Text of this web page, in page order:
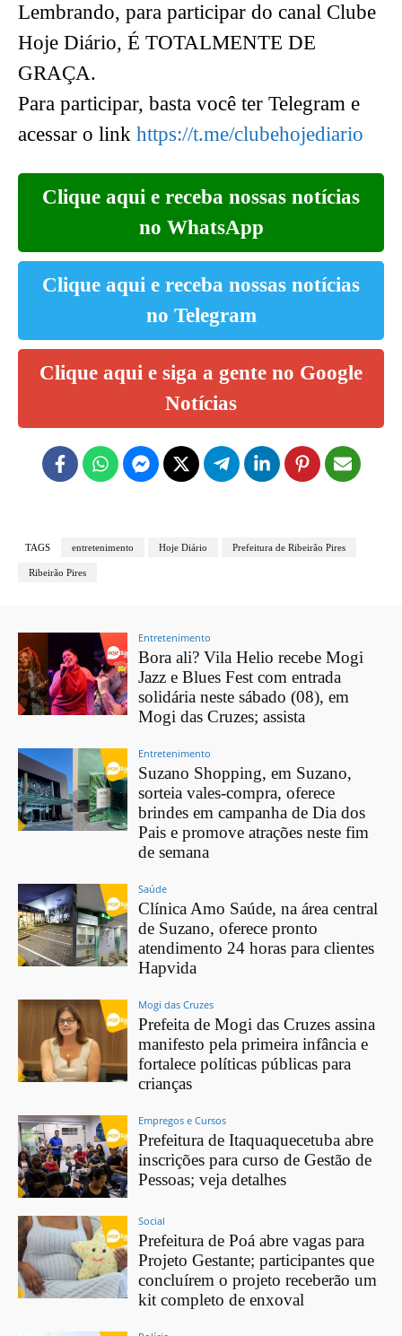
Lembrando, para participar do canal Clube
Hoje Diário, É TOTALMENTE DE
GRAÇA.
Para participar, basta você ter Telegram e
acessar o link https://t.me/clubehojediario
Clique aqui e receba nossas notícias
no WhatsApp
Clique aqui e receba nossas notícias
no Telegram
Clique aqui e siga a gente no Google
Notícias
TAGS entretenimento Hoje Diário Prefeitura de Ribeirão Pires
Ribeirão Pires
Entretenimento
Bora ali? Vila Helio recebe Mogi
Jazz e Blues Fest com entrada
solidária neste sábado (08), em
Mogi das Cruzes; assista
Entretenimento
Suzano Shopping, em Suzano,
sorteia vales-compra, oferece
brindes em campanha de Dia dos
Pais e promove atrações neste fim
de semana
Saúde
Clínica Amo Saúde, na área central
de Suzano, oferece pronto
atendimento 24 horas para clientes
Hapvida
Mogi das Cruzes
Prefeita de Mogi das Cruzes assina
manifesto pela primeira infância e
fortalece políticas públicas para
crianças
Empregos e Cursos
Prefeitura de Itaquaquecetuba abre
inscrições para curso de Gestão de
Pessoas; veja detalhes
Social
Prefeitura de Poá abre vagas para
Projeto Gestante; participantes que
concluírem o projeto receberão um
kit completo de enxoval